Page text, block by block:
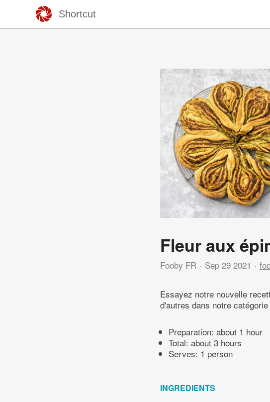
Shortcut
Fleur aux
Fooby FR Sep 29 2021
Essayez notre nouvelle
d'autres dans notre catégorie
Preparation: about 1 hour
Total: about 3 hours
Serves: 1 person
INGREDIENTS